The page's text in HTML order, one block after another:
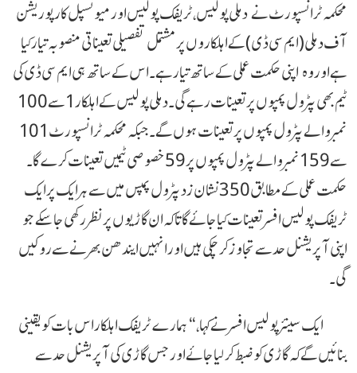
محکمہ ٹرانسپورٹ نے دہلی پولیس، ٹریفک پولیس اور میونسپل کارپوریشن
آف دہلی (ایم سی ڈی) کے اہلکاروں پر مشتمل تفصیلی تعیناتی منصوبہ تیار کیا
ہےاور وہ اپنی حکمت عملی کے ساتھ تیار ہے۔اس کے ساتھ ہی ایم سی ڈی کی
ٹیم بھی پٹرول پمپوں پر تعینات رہے گی۔
دہلی پولیس کے اہلکار 1 سے 100
نمبر والے پٹرول پمپوں پر تعینات ہوں گے۔
جبکہ محکمہ ٹرانسپورٹ 101
سے 159 نمبر والے پٹرول پمپوں پر 59 خصوصی ٹیمیں تعینات کرے گا۔
حکمت عملی کے مطابق 350 نشان زد پٹرول پمپس میں سے ہر ایک پر ایک
ٹریفک پولیس افسر تعینات کیا جائے گا تاکہ ان گاڑیوں پر نظر رکھی جا سکے جو
اپنی آپریشنل حد سے تجاوز کر چکی ہیں اور انہیں ایندھن بھرنے سے روکیں
گی۔
ایک سینئر پولیس افسر نے کہا، “ہمارے ٹریفک اہلکار اس بات کو یقینی
بنائیں گے کہ گاڑی کو ضبط کر لیا جائے اور جس گاڑی کی آپریشنل حد سے